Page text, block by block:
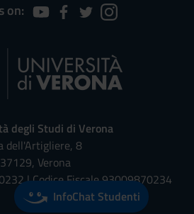
on:
degli Studi di Verona
dell'Artigliere, 8
37129, Verona
| Codice Fiscale 93009870234
InfoChat Studenti